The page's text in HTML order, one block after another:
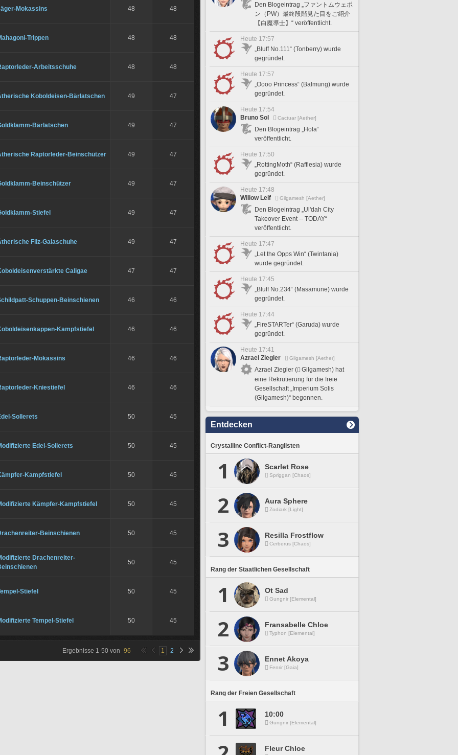
Mokassins 48 48
Trippen 48 48
Arbeitsschuhe 48 48
Koboldeisen-Bärlatschen 49 47
Bärlatschen 49 47
Raptorleder-Beinschützer 49 47
Beinschützer 49 47
Stiefel 49 47
Filz-Galaschuhe 49 47
Caligae 47 47
Schuppen-Beinschienen 46 46
Kampfstiefel 46 46
Mokassins 46 46
Kniestiefel 46 46
Sollerets 50 45
Edel-Sollerets 50 45
Kampfstiefel 50 45
Kämpfer-Kampfstiefel 50 45
Beinschienen 50 45
Drachenreiter-
50 45
Stiefel 50 45
Tempel-Stiefel 50 45
Ergebnisse 1-50 von 96 1 2
Den Blogeintrag „ファントムウェポ
ン（PW）最終段階見た目をご紹介
【白魔導士】“ veröffentlicht.
Heute 17:57
„Bluff No.111“ (Tonberry) wurde
gegründet.
Heute 17:57
„Oooo Princess“ (Balmung) wurde
gegründet.
Heute 17:54
Bruno Sol
Cactuar [Aether]
Den Blogeintrag „Hola“
veröffentlicht.
Heute 17:50
„RottingMoth“ (Rafflesia) wurde
gegründet.
Heute 17:48
Willow Leif
Gilgamesh [Aether]
Den Blogeintrag „Ul'dah City
Takeover Event -- TODAY“
veröffentlicht.
Heute 17:47
„Let the Opps Win“ (Twintania)
wurde gegründet.
Heute 17:45
„Bluff No.234“ (Masamune) wurde
gegründet.
Heute 17:44
„FireSTARTer“ (Garuda) wurde
gegründet.
Heute 17:41
Azrael Ziegler
Gilgamesh [Aether]
Azrael Ziegler (
Gilgamesh) hat
eine Rekrutierung für die freie
Gesellschaft „Imperium Solis
(Gilgamesh)“ begonnen.
Entdecken
Crystalline Conflict-Ranglisten
1 Scarlet Rose
Spriggan [Chaos]
2 Aura Sphere
Zodiark [Light]
3 Resilla Frostflow
Cerberus [Chaos]
Rang der Staatlichen Gesellschaft
1 Ot Sad
Gungnir [Elemental]
2 Fransabelle Chloe
Typhon [Elemental]
3 Ennet Akoya
Fenrir [Gaia]
Rang der Freien Gesellschaft
1 10:00
Gungnir [Elemental]
Fleur Chloe